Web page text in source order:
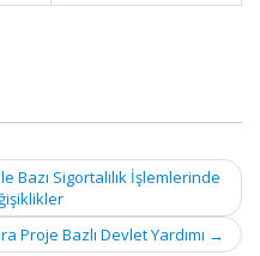
Bazı Sigortalılık İşlemlerinde
Proje Bazlı Devlet Yardımı →